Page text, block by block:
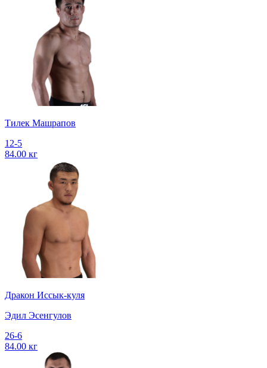
Тилек Машрапов
12-5
84.00 кг
Дракон Иссык-куля
Эдил Эсенгулов
26-6
84.00 кг